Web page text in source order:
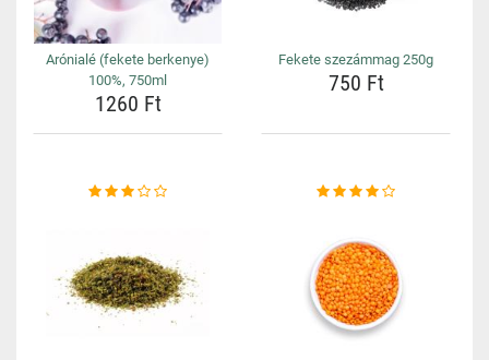
Arónialé (fekete berkenye)
100%, 750ml
1260 Ft
Fekete szezámmag 250g
750 Ft